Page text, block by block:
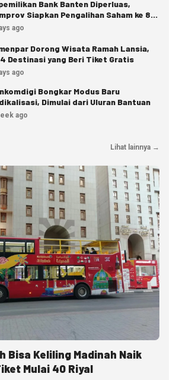
Bank Banten Diperluas,
Siapkan Pengalihan Saham ke 8
ago
Dorong Wisata Ramah Lansia,
Destinasi yang Beri Tiket Gratis
ago
Bongkar Modus Baru
Dimulai dari Uluran Bantuan
ago
Lihat lainnya →
Bisa Keliling Madinah Naik
Mulai 40 Riyal